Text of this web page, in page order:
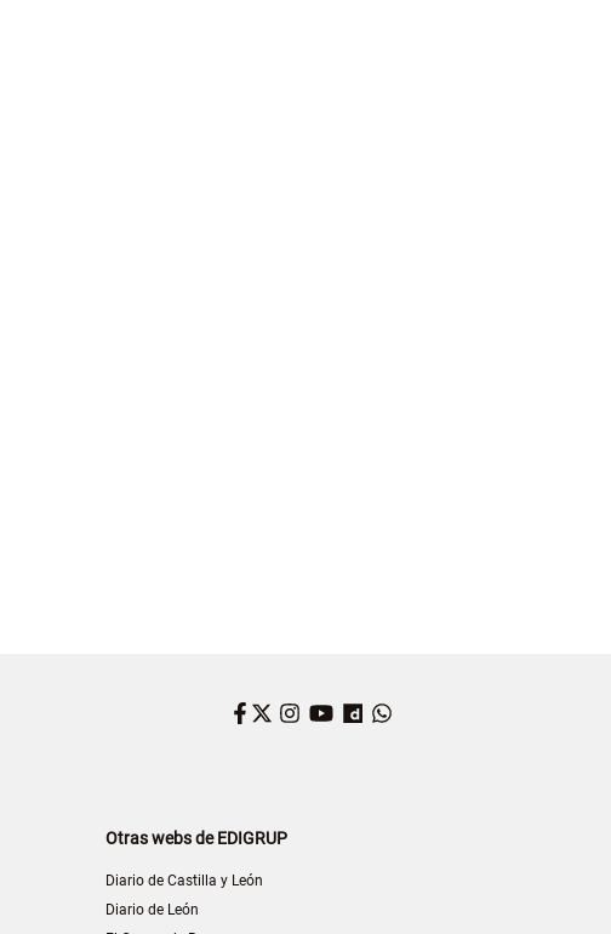
Facebook
Twitter
Instagram
YouTube
Dailymotion
Otras webs de EDIGRUP
Diario de Castilla y León
Diario de León